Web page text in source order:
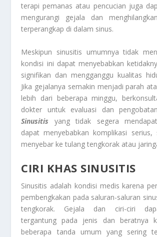
terapi pemanas atau pencucian juga
mengurangi gejala dan
terperangkap di dalam sinus.
Meskipun sinusitis umumnya tidak
kondisi ini dapat menyebabkan
signifikan dan mengganggu kualitas
Jika gejalanya semakin menjadi parah
lebih dari beberapa minggu,
dokter untuk evaluasi dan
Sinusitis yang tidak segera
dapat menyebabkan komplikasi serius,
menyebar ke tulang tengkorak atau
CIRI KHAS SINUSITIS
Sinusitis adalah kondisi medis karena
pembengkakan pada saluran-saluran
tengkorak. Gejala dan ciri-ciri
tergantung pada jenis dan beratnya
beberapa tanda umum yang sering